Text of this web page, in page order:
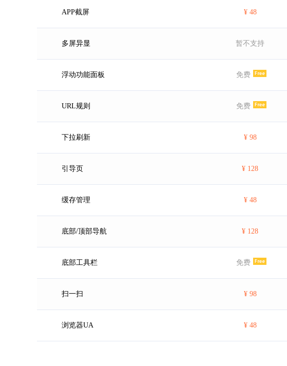
APP截屏 ¥ 48
多屏异显 暂不支持
浮动功能面板 免费
URL规则 免费
下拉刷新 ¥ 98
引导页 ¥ 128
缓存管理 ¥ 48
底部/顶部导航 ¥ 128
底部工具栏 免费
扫一扫 ¥ 98
浏览器UA ¥ 48